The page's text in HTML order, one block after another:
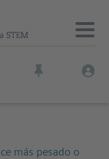
más pesado o